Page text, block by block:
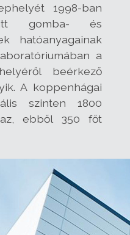
1998-ban
gomba- és
hatóanyagainak
a
beérkező
A koppenhágai
szinten 1800
ebből 350 főt